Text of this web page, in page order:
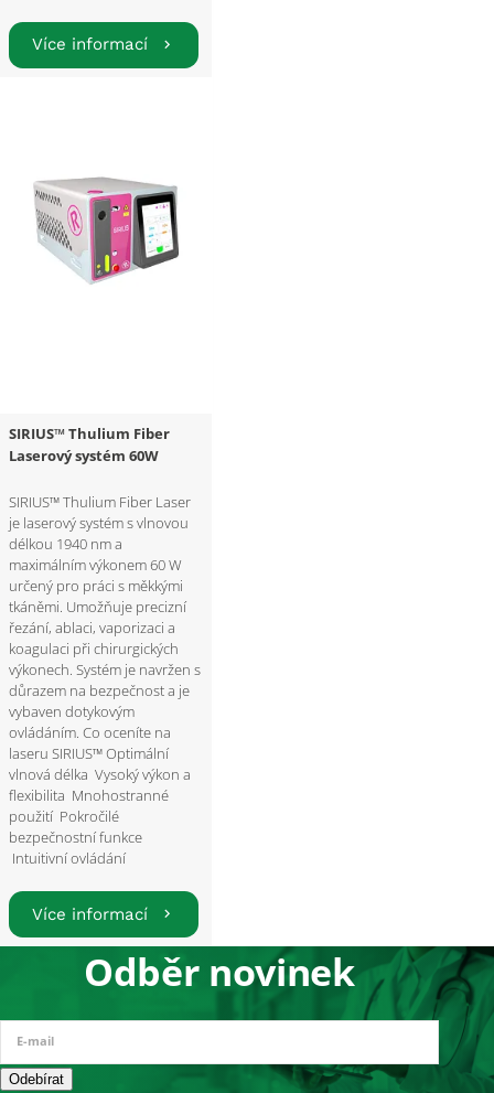
Více informací
SIRIUS™ Thulium Fiber
Laserový systém 60W
SIRIUS™ Thulium Fiber Laser
je laserový systém s vlnovou
délkou 1940 nm a
maximálním výkonem 60 W
určený pro práci s měkkými
tkáněmi. Umožňuje precizní
řezání, ablaci, vaporizaci a
koagulaci při chirurgických
výkonech. Systém je navržen s
důrazem na bezpečnost a je
vybaven dotykovým
ovládáním. Co oceníte na
laseru SIRIUS™ Optimální
vlnová délka Vysoký výkon a
flexibilita Mnohostranné
použití Pokročilé
bezpečnostní funkce
Intuitivní ovládání
Více informací
Odběr novinek
E-mail